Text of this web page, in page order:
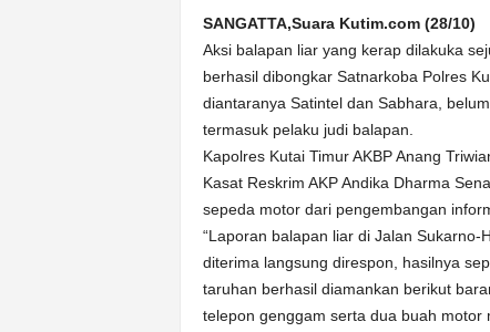
SANGATTA,Suara Kutim.com (28/10)
Aksi balapan liar yang kerap dilakuka
berhasil dibongkar Satnarkoba Polres
diantaranya Satintel dan Sabhara,
termasuk pelaku judi balapan.
Kapolres Kutai Timur AKBP Anang
Kasat Reskrim AKP Andika Dharma
sepeda motor dari pengembangan
“Laporan balapan liar di Jalan
diterima langsung direspon, hasilnya
taruhan berhasil diamankan berikut
telepon genggam serta dua buah motor